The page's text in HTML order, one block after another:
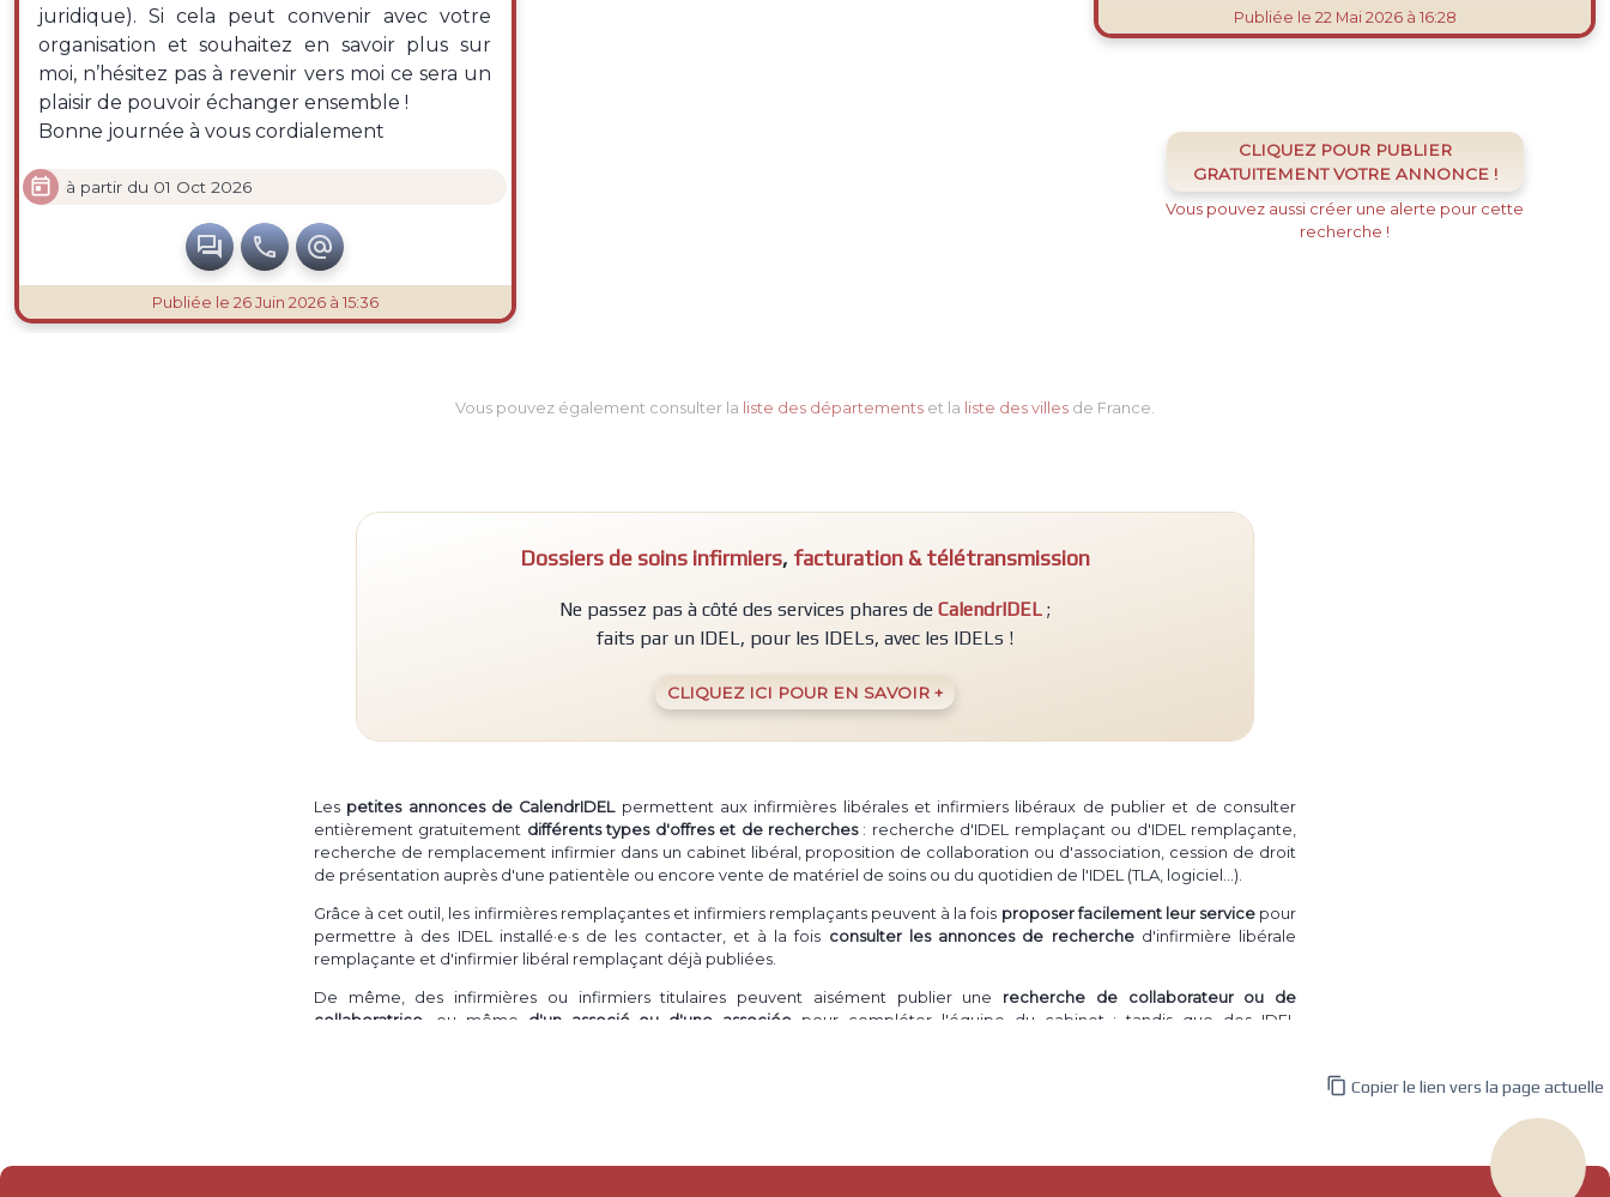
juridique). Si cela peut convenir avec votre
organisation et souhaitez en savoir plus sur
moi, n’hésitez pas à revenir vers moi ce sera un
plaisir de pouvoir échanger ensemble !
Bonne journée à vous cordialement
 à partir du 01 Oct 2026
  
Publiée le 26 Juin 2026 à 15:36
Publiée le 22 Mai 2026 à 16:28
CLIQUEZ POUR PUBLIER
GRATUITEMENT VOTRE ANNONCE !
Vous pouvez aussi créer une alerte pour cette
recherche !
Vous pouvez également consulter la liste des départements et la liste des villes de France.
Dossiers de soins infirmiers, facturation & télétransmission
Ne passez pas à côté des services phares de CalendrIDEL ;
faits par un IDEL, pour les IDELs, avec les IDELs !
CLIQUEZ ICI POUR EN SAVOIR +
Les petites annonces de CalendrIDELpermettent aux infirmières libérales et infirmiers libéraux de publier et de consulter
entièrement gratuitement différents types d'offres et de recherches: recherche d'IDEL remplaçant ou d'IDEL remplaçante,
recherche de remplacement infirmier dans un cabinet libéral, proposition de collaboration ou d'association, cession de droit
de présentation auprès d'une patientèle ou encore vente de matériel de soins ou du quotidien de l'IDEL (TLA, logiciel...).
Grâce à cet outil, les infirmières remplaçantes et infirmiers remplaçants peuvent à la fois proposer facilement leur servicepour
permettre à des IDEL installé·e·s de les contacter, et à la fois consulter les annonces de recherched'infirmière libérale
remplaçante et d'infirmier libéral remplaçant déjà publiées.
De même, des infirmières ou infirmiers titulaires peuvent aisément publier une recherche de collaborateur ou de
collaboratrice , ou même d'un associé ou d'une associée pour compléter l'équipe du cabinet ; tandis que des IDEL
 Copier le lien vers la page actuelle